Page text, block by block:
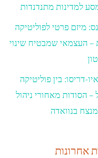
למדינות מתנדנדות
מיזם פרטי לפוליטיקה
– העצמאי שמבטיח שינוי
דריסו: בין פוליטיקה
– הסודות מאחורי ניהול
בנוואדה
אחרונות